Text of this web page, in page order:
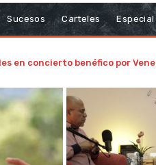
Sucesos Carteles Especial
en concierto benéfico por